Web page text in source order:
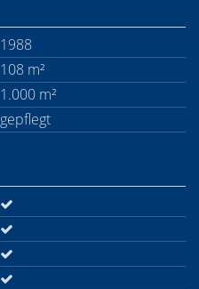
1988
108 m²
1.000 m²
gepflegt